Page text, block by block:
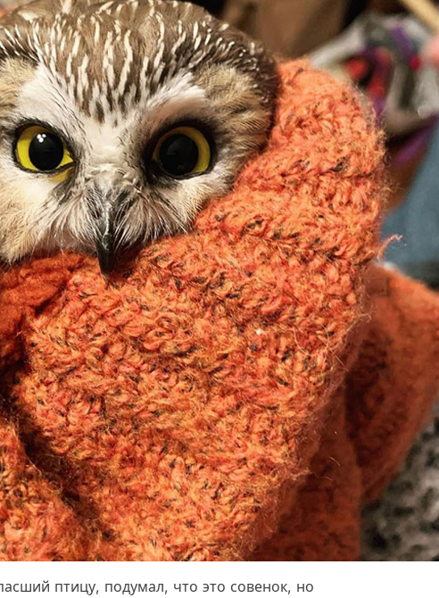
птицу, подумал, что это совенок, но